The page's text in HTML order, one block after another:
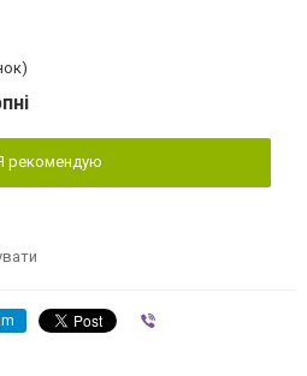
рекомендую